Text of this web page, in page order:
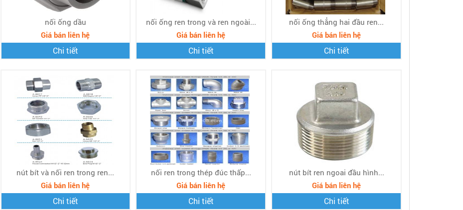
nối ống dầu
Giá bán liên hệ
Chi tiết
nối ống ren trong và ren ngoài...
Giá bán liên hệ
Chi tiết
nối ống thẳng hai đầu ren...
Giá bán liên hệ
Chi tiết
nút bít và nối ren trong ren...
Giá bán liên hệ
Chi tiết
nối ren trong thép đúc thấp...
Giá bán liên hệ
Chi tiết
nút bít ren ngoai đầu hình...
Giá bán liên hệ
Chi tiết